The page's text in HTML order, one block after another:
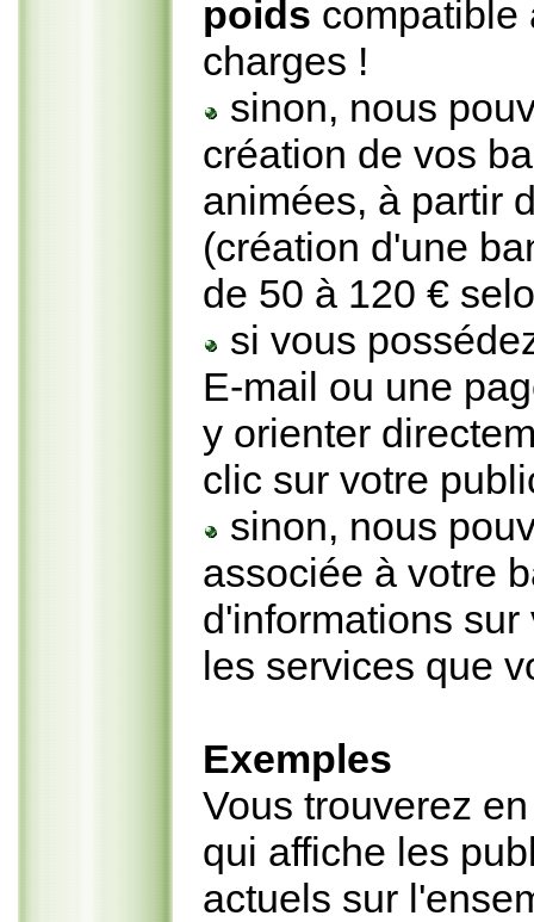
poids compatible
charges !
sinon, nous
création de vos
animées, à partir
(création d'une
de 50 à 120 €
si vous
E-mail ou une
y orienter
clic sur votre
sinon, nous
associée à votre
d'informations
les services que
Exemples
Vous trouverez
qui affiche les
actuels sur